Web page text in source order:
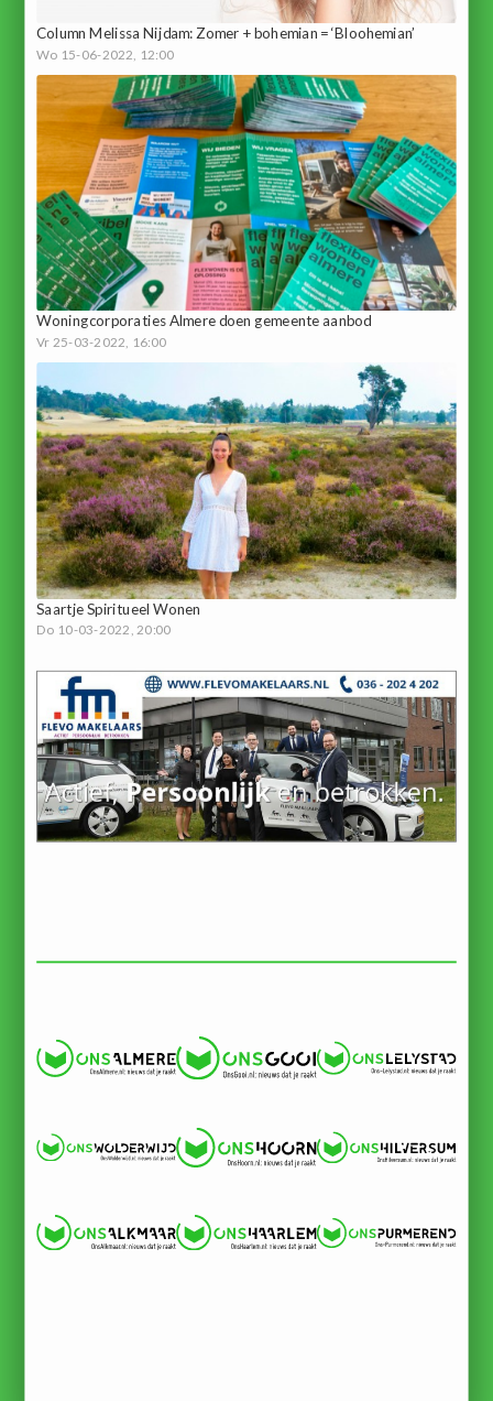
Column Melissa Nijdam: Zomer + bohemian = ‘Bloohemian’
Wo 15-06-2022, 12:00
Woningcorporaties Almere doen gemeente aanbod
Vr 25-03-2022, 16:00
Saartje Spiritueel Wonen
Do 10-03-2022, 20:00